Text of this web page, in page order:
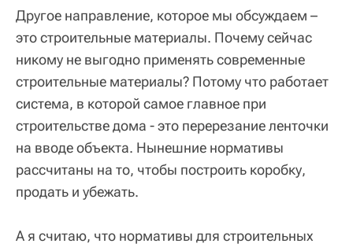
Другое направление, которое мы обсуждаем –
это строительные материалы. Почему сейчас
никому не выгодно применять современные
строительные материалы? Потому что работает
система, в которой самое главное при
строительстве дома - это перерезание ленточки
на вводе объекта. Нынешние нормативы
рассчитаны на то, чтобы построить коробку,
продать и убежать.
А я считаю, что нормативы для строительных